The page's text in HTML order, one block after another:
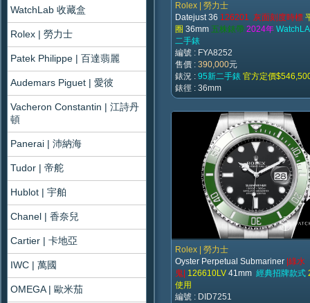
WatchLab 收藏盒
Rolex | 勞力士
Patek Philippe | 百達翡麗
Audemars Piguet | 愛彼
Vacheron Constantin | 江詩丹
頓
Panerai | 沛納海
Tudor | 帝舵
Hublot | 宇舶
Chanel | 香奈兒
Cartier | 卡地亞
IWC | 萬國
OMEGA | 歐米茄
Rolex | 勞力士
Datejust 36 126201 灰面刻度時標
圈 36mm 五株錶帶 2024年
二手錶
編號 : FYA8252
售價 : 390,000元
錶況 : 95新二手錶 官方定價
錶徑 : 36mm
Rolex | 勞力士
Oyster Perpetual Submariner |綠水
鬼| 126610LV 41mm 經典招牌款式
使用
編號 : DID7251